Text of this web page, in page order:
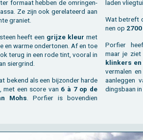
for­maat heb­ben de om­rin­gen­
Ze zijn ook ge­re­la­teerd aan
gra­niet.
heeft een grij­ze kleur met
en warme on­der­to­nen. Af en toe
terug in een rode tint, voor­al in
sier­grind.
be­kend als een bij­zon­der harde
met een score van 6 à 7 op de
Mohs . Por­fier is bo­ven­dien
la­den
Wat be­treft
nen op
Por­fier
maar je
klin­kers en
ver­ma­len
aan­leg­gen
dings­baan in